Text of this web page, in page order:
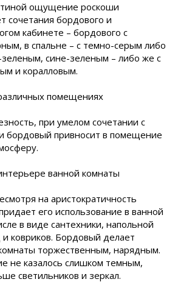
ощущение роскоши
сочетания бордового и
кабинете – бордового с
в спальне – с темно-серым либо
сине-зеленым – либо же с
и коралловым.
помещениях
при умелом сочетании с
бордовый привносит в помещение
ванной комнаты
на аристократичность
его использование в ванной
в виде сантехники, напольной
и ковриков. Бордовый делает
торжественным, нарядным.
не казалось слишком темным,
светильников и зеркал.